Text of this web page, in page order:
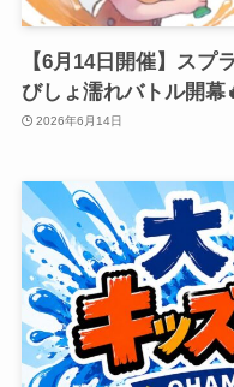
【6月14日開催】スプ
びしょ濡れバトル開幕
2026年6月14日